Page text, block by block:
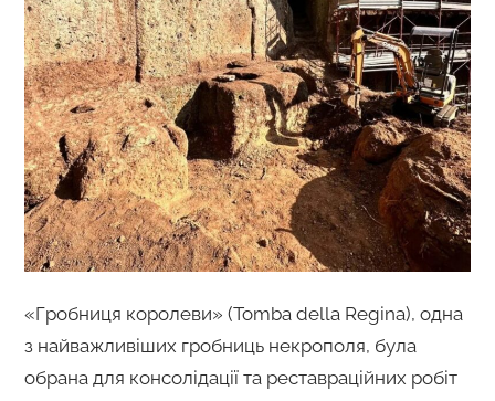
«Гробниця королеви» (Tomba della Regina), одна
з найважливіших гробниць некрополя, була
обрана для консолідації та реставраційних робіт